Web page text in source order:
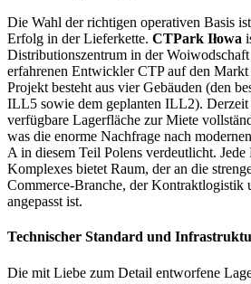
Die Wahl der richtigen operativen Basis
Erfolg in der Lieferkette. CTPark Iłowa
Distributionszentrum in der
erfahrenen Entwickler CTP auf den
Projekt besteht aus vier Gebäuden (den
ILL5 sowie dem geplanten ILL2). Derzeit
verfügbare Lagerfläche zur Miete
was die enorme Nachfrage nach
A in diesem Teil Polens verdeutlicht.
Komplexes bietet Raum, der an die
Commerce-Branche, der Kontraktlogistik
angepasst ist.
Technischer Standard und
Die mit Liebe zum Detail entworfene